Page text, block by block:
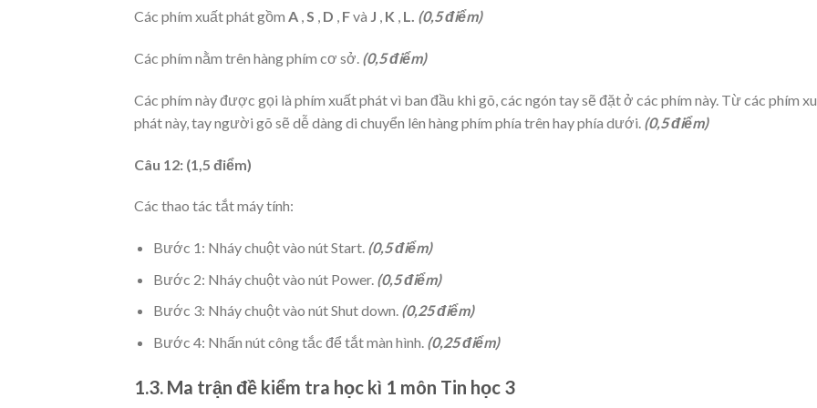
Các phím xuất phát gồm A ,S , D , Fvà J , K , L. (0,5 điểm)
Các phím nằm trên hàng phím cơ sở. (0,5 điểm)
Các phím này được gọi là phím xuất phát vì ban đầu khi gõ, các ngón tay sẽ đặt ở các phím này. Từ các phím
phát này, tay người gõ sẽ dễ dàng di chuyển lên hàng phím phía trên hay phía dưới. (0,5 điểm)
Câu 12: (1,5 điểm)
Các thao tác tắt máy tính:
Bước 1: Nháy chuột vào nút Start. (0,5 điểm)
Bước 2: Nháy chuột vào nút Power. (0,5 điểm)
Bước 3: Nháy chuột vào nút Shut down. (0,25 điểm)
Bước 4: Nhấn nút công tắc để tắt màn hình. (0,25 điểm)
1.3. Ma trận đề kiểm tra học kì 1 môn Tin học 3